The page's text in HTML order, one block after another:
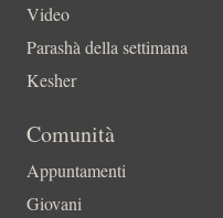
Video
Parashà della settimana
Kesher
Comunità
Appuntamenti
Giovani